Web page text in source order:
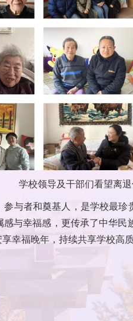
学校领导及干部们看望离
与者和奠基人，是学校最
与幸福感，更传承了中华
幸福晚年，持续共享学校高